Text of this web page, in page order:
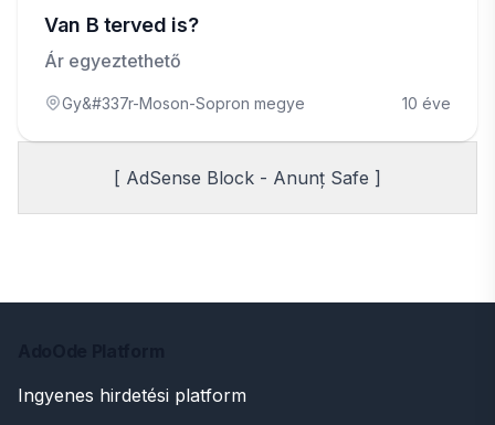
Van B terved is?
Ár egyeztethető
Gy&#337r-Moson-Sopron megye 10 éve
[ AdSense Block - Anunț Safe ]
Ingyenes hirdetési platform